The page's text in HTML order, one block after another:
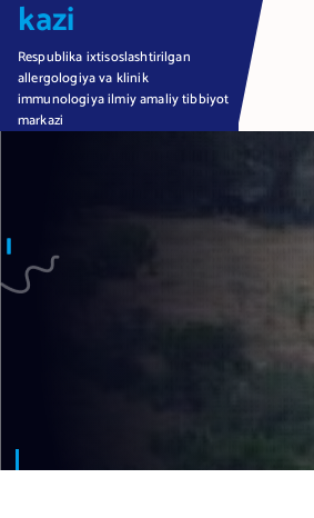
Respublika ixtisoslashtirilgan
allergologiya va klinik
immunologiya ilmiy amaliy tibbiyot
markazi